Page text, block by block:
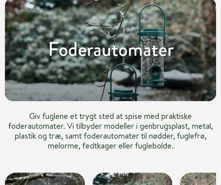
Foderautomater
Giv fuglene et trygt sted at spise med praktiske
foderautomater. Vi tilbyder modeller i genbrugsplast, metal,
plastik og træ, samt foderautomater til nødder, fuglefrø,
melorme, fedtkager eller fuglebolde.